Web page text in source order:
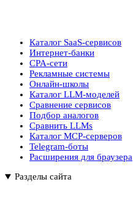
Каталог SaaS-сервисов
Интернет-банки
CPA-сети
Рекламные системы
Онлайн-школы
Каталог LLM-моделей
Сравнение сервисов
Подбор аналогов
Сравнить LLMs
Каталог MCP-серверов
Telegram-боты
Расширения для браузера
Разделы сайта